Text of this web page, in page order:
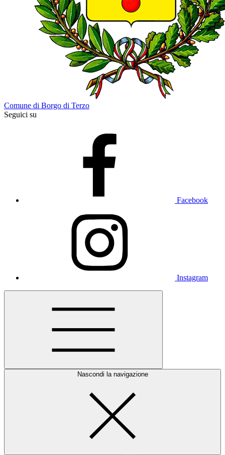
Comune di Borgo di Terzo
Seguici su
Facebook
Instagram
Nascondi la navigazione